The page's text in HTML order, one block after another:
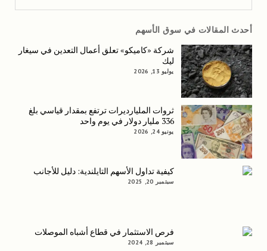
أحدث المقالات في سوق الأسهم
شركة «كاميكو» تعلق أعمال التعدين في سيغار
ليك
يوليو 13, 2026
ثروات المليارديرات ترتفع بمقدار قياسي بلغ
336 مليار دولار في يوم واحد
يونيو 24, 2026
كيفية تداول الأسهم التايلندية: دليل للأجانب
سبتمبر 20, 2025
فرص الاستثمار في قطاع أشباه الموصلات
سبتمبر 28, 2024